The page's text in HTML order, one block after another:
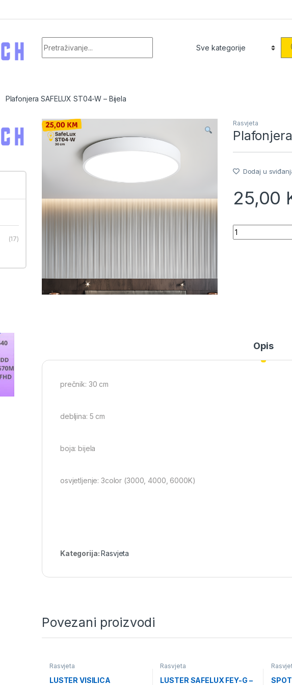
Plafonjera SAFELUX ST04-W – Bijela
Rasvjeta
Dodaj u
25,00
Quantity
Opis
prečnik: 30 cm
debljina: 5 cm
boja: bijela
osvjetljenje: 3color (3000, 4000, 6000K)
Kategorija:Rasvjeta
Povezani proizvodi
Rasvjeta
LUSTER VISILICA
Rasvjeta
LUSTER SAFELUX FEY-G –
(17)